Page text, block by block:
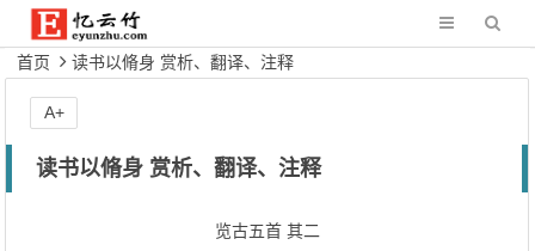
首页 读书以脩身 赏析、翻译、注释
读书以脩身 赏析、翻译、注释
览古五首 其二
A+